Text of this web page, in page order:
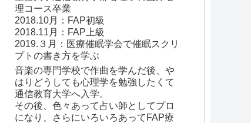
理コース卒業
2018.10月：FAP初級
2018.11月：FAP上級
2019.３月：医療催眠学会で催眠スクリ
プトの書き方を学ぶ
音楽の専門学校で作曲を学んだ後、や
はりどうしても心理学を勉強したくて
通信教育大学へ入学。
その後、色々あって占い師としてプロ
になり、さらにいろいろあってFAP療